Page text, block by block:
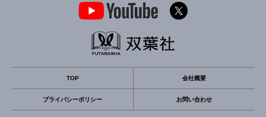
TOP 会社概要
プライバシーポリシー お問い合わせ